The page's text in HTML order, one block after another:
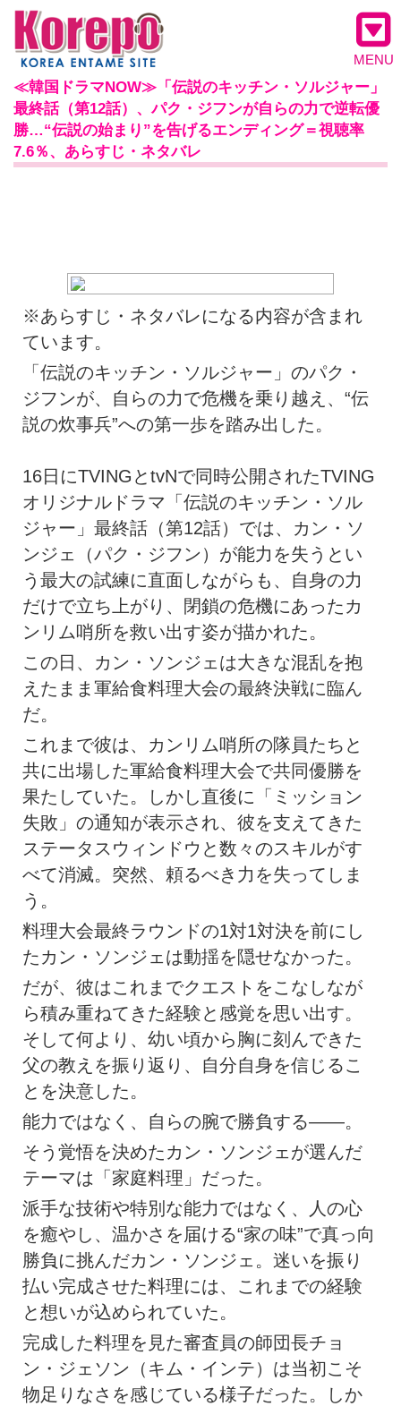
MENU
≪韓国ドラマNOW≫「伝説のキッチン・ソルジャー」
最終話（第12話）、パク・ジフンが自らの力で逆転優
勝…“伝説の始まり”を告げるエンディング＝視聴率
7.6％、あらすじ・ネタバレ
※あらすじ・ネタバレになる内容が含まれ
ています。
「伝説のキッチン・ソルジャー」のパク・
ジフンが、自らの力で危機を乗り越え、“伝
説の炊事兵”への第一歩を踏み出した。
16日にTVINGとtvNで同時公開されたTVING
オリジナルドラマ「伝説のキッチン・ソル
ジャー」最終話（第12話）では、カン・ソ
ンジェ（パク・ジフン）が能力を失うとい
う最大の試練に直面しながらも、自身の力
だけで立ち上がり、閉鎖の危機にあったカ
ンリム哨所を救い出す姿が描かれた。
この日、カン・ソンジェは大きな混乱を抱
えたまま軍給食料理大会の最終決戦に臨ん
だ。
これまで彼は、カンリム哨所の隊員たちと
共に出場した軍給食料理大会で共同優勝を
果たしていた。しかし直後に「ミッション
失敗」の通知が表示され、彼を支えてきた
ステータスウィンドウと数々のスキルがす
べて消滅。突然、頼るべき力を失ってしま
う。
料理大会最終ラウンドの1対1対決を前にし
たカン・ソンジェは動揺を隠せなかった。
だが、彼はこれまでクエストをこなしなが
ら積み重ねてきた経験と感覚を思い出す。
そして何より、幼い頃から胸に刻んできた
父の教えを振り返り、自分自身を信じるこ
とを決意した。
能力ではなく、自らの腕で勝負する――。
そう覚悟を決めたカン・ソンジェが選んだ
テーマは「家庭料理」だった。
派手な技術や特別な能力ではなく、人の心
を癒やし、温かさを届ける“家の味”で真っ向
勝負に挑んだカン・ソンジェ。迷いを振り
払い完成させた料理には、これまでの経験
と想いが込められていた。
完成した料理を見た審査員の師団長チョ
ン・ジェソン（キム・インテ）は当初こそ
物足りなさを感じている様子だった。しか